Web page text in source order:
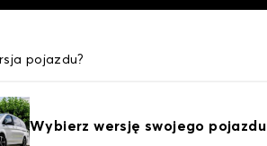
pojazdu?
Wybierz wersję swojego pojazdu